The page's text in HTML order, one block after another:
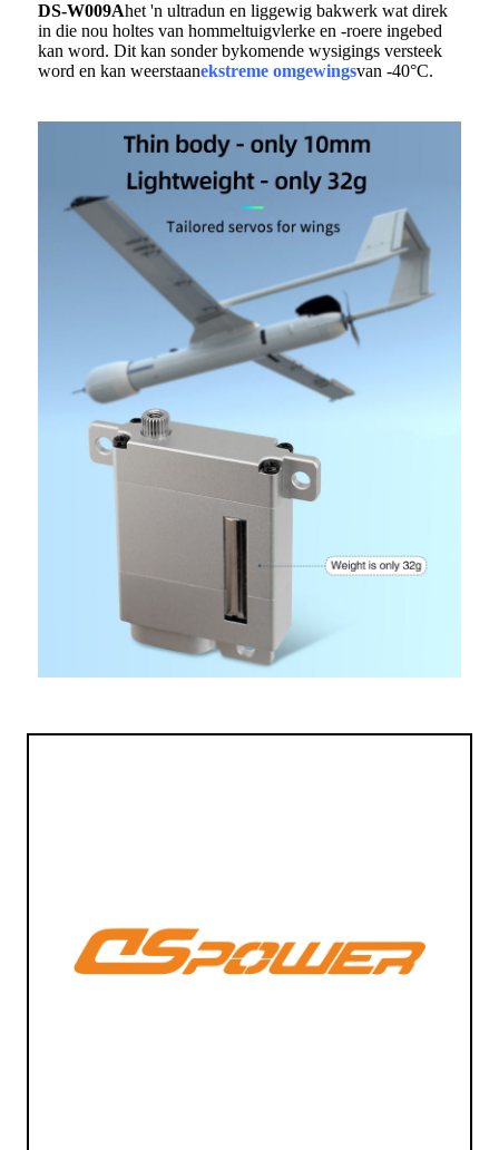
DS-W009Ahet 'n ultradun en liggewig bakwerk wat direk
in die nou holtes van hommeltuigvlerke en -roere ingebed
kan word. Dit kan sonder bykomende wysigings versteek
word en kan weerstaanekstreme omgewingsvan -40°C.